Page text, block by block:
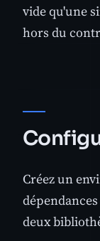
vide qu'une
hors du
Créez un
deux